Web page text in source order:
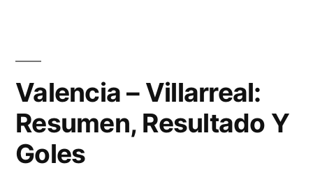
Valencia – Villarreal:
Resumen, Resultado Y
Goles